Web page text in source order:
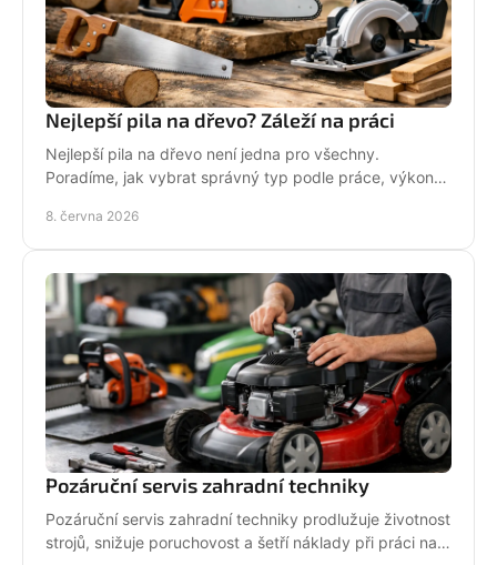
Nejlepší pila na dřevo? Záleží na práci
Nejlepší pila na dřevo není jedna pro všechny.
Poradíme, jak vybrat správný typ podle práce, výkonu,
8. června 2026
Pozáruční servis zahradní techniky
Pozáruční servis zahradní techniky prodlužuje životnost
strojů, snižuje poruchovost a šetří náklady při práci na